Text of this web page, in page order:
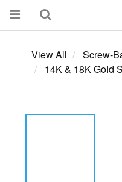
View All
Screw-
14K & 18K Gold